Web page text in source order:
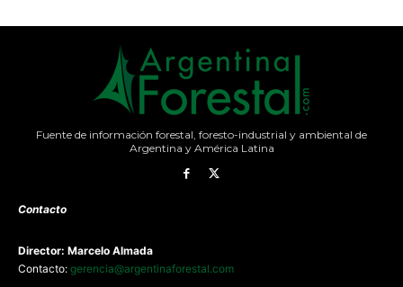
Fuente de información forestal, foresto-industrial y ambiental de
Argentina y América Latina
Contacto
Director: Marcelo Almada
Contacto: gerencia@argentinaforestal.com